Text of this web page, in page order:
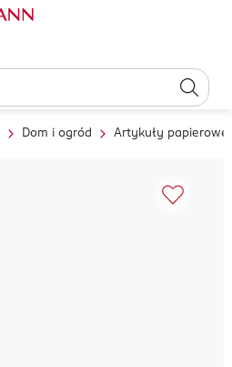
Dom i ogród Artykuły papierowe